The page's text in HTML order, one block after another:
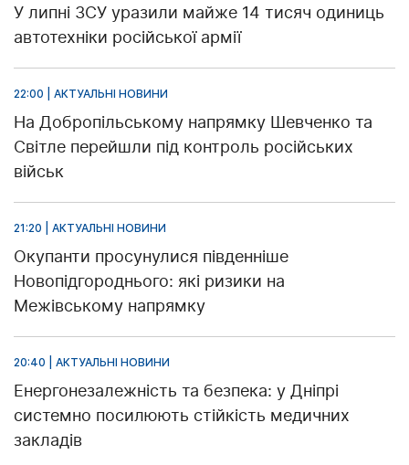
У липні ЗСУ уразили майже 14 тисяч одиниць
автотехніки російської армії
22:00 | АКТУАЛЬНІ НОВИНИ
На Добропільському напрямку Шевченко та
Світле перейшли під контроль російських
військ
21:20 | АКТУАЛЬНІ НОВИНИ
Окупанти просунулися південніше
Новопідгороднього: які ризики на
Межівському напрямку
20:40 | АКТУАЛЬНІ НОВИНИ
Енергонезалежність та безпека: у Дніпрі
системно посилюють стійкість медичних
закладів